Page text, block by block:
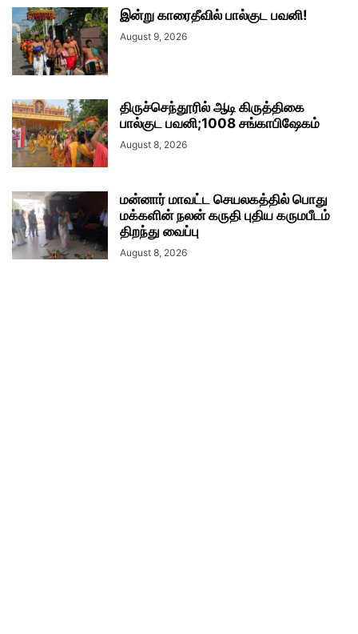
இன்று காரைதீவில் பால்குட பவனி!
August 9, 2026
திருச்செந்தூரில் ஆடி கிருத்திகை
பால்குட பவனி;1008 சங்காபிஷேகம்
August 8, 2026
மன்னார் மாவட்ட செயலகத்தில் பொது
மக்களின் நலன் கருதி புதிய கருமபீடம்
திறந்து வைப்பு
August 8, 2026